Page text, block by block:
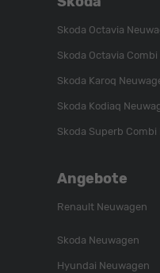
Skoda Octavia
Skoda Octavia
Skoda Karoq
Skoda Kodiaq
Skoda Superb Combi
Angebote
Renault Neuwagen
Skoda Neuwagen
Hyundai Neuwagen